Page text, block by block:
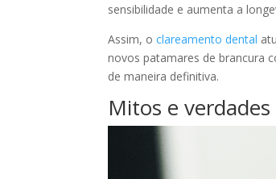
sensibilidade e aumenta a
Assim, oclareamento dental
novos patamares de brancura
de maneira definitiva.
Mitos e